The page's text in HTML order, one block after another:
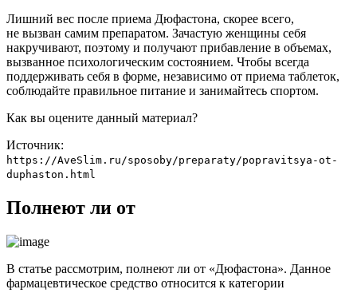
Лишний вес после приема Дюфастона, скорее всего,
не вызван самим препаратом. Зачастую женщины себя
накручивают, поэтому и получают прибавление в объемах,
вызванное психологическим состоянием. Чтобы всегда
поддерживать себя в форме, независимо от приема таблеток,
соблюдайте правильное питание и занимайтесь спортом.
Как вы оцените данный материал?
Источник:
https://AveSlim.ru/sposoby/preparaty/popravitsya-ot-
duphaston.html
Полнеют ли от
В статье рассмотрим, полнеют ли от «Дюфастона». Данное
фармацевтическое средство относится к категории